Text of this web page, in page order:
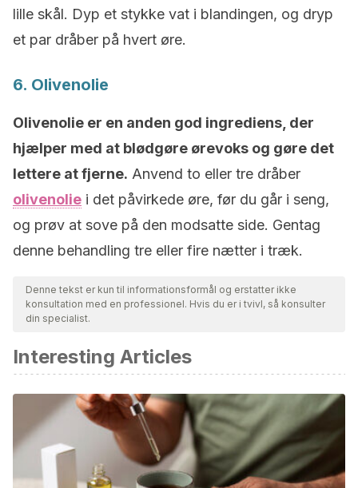
lille skål. Dyp et stykke vat i blandingen, og dryp
et par dråber på hvert øre.
6. Olivenolie
Olivenolie er en anden god ingrediens, der
hjælper med at blødgøre ørevoks og gøre det
lettere at fjerne. Anvend to eller tre dråber
olivenolie i det påvirkede øre, før du går i seng,
og prøv at sove på den modsatte side. Gentag
denne behandling tre eller fire nætter i træk.
Denne tekst er kun til informationsformål og erstatter ikke
konsultation med en professionel. Hvis du er i tvivl, så konsulter
din specialist.
Interesting Articles